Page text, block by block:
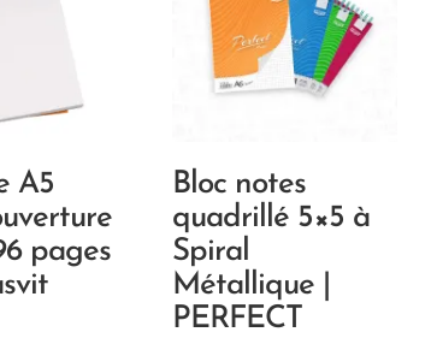
A5
pages
Bloc notes
quadrillé 5×5 à
Spiral
Métallique |
PERFECT